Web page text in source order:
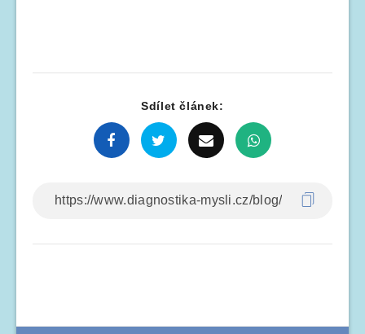
Sdílet článek: